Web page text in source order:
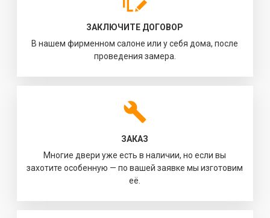
ЗАКЛЮЧИТЕ ДОГОВОР
В нашем фирменном салоне или у себя дома, после
проведения замера.
ЗАКАЗ
Многие двери уже есть в наличии, но если вы
захотите особенную — по вашей заявке мы изготовим
её.